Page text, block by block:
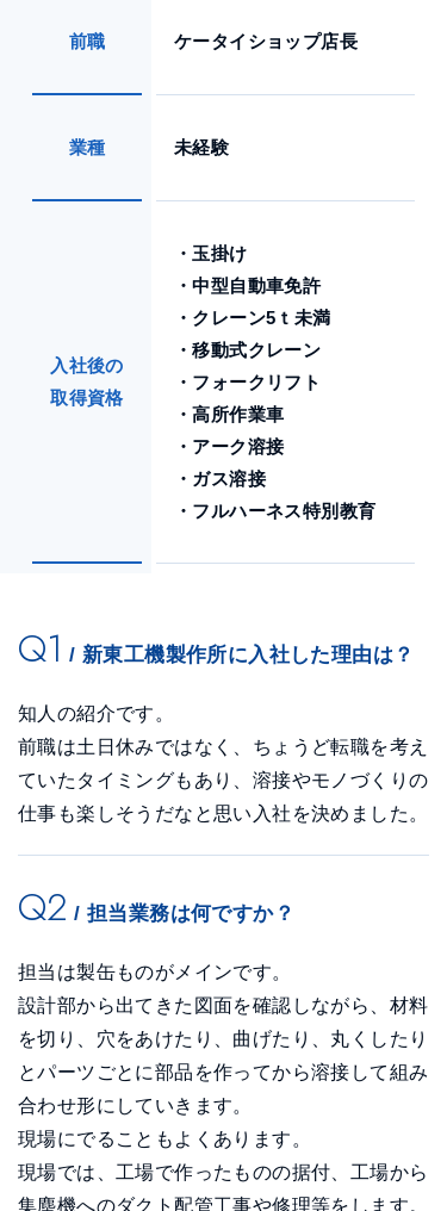
前職 ケータイショップ店長
業種 未経験
入社後の
取得資格
・玉掛け
・中型自動車免許
・クレーン5ｔ未満
・移動式クレーン
・フォークリフト
・高所作業車
・アーク溶接
・ガス溶接
・フルハーネス特別教育
Q1 / 新東工機製作所に入社した理由は？
知人の紹介です。
前職は土日休みではなく、ちょうど転職を考え
ていたタイミングもあり、溶接やモノづくりの
仕事も楽しそうだなと思い入社を決めました。
Q2 / 担当業務は何ですか？
担当は製缶ものがメインです。
設計部から出てきた図面を確認しながら、材料
を切り、穴をあけたり、曲げたり、丸くしたり
とパーツごとに部品を作ってから溶接して組み
合わせ形にしていきます。
現場にでることもよくあります。
現場では、工場で作ったものの据付、工場から
集塵機へのダクト配管工事や修理等をします。